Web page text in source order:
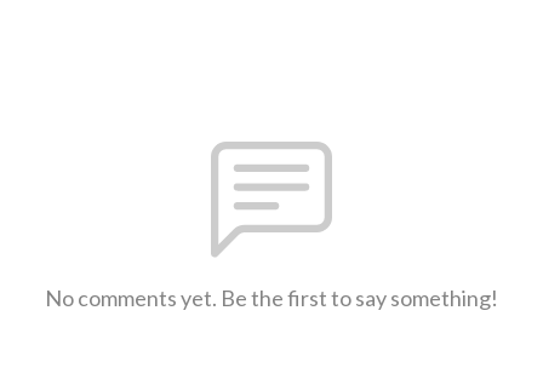
No comments yet. Be the first to say something!